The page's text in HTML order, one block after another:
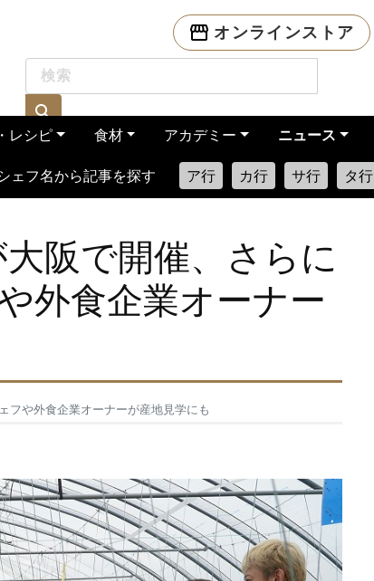
オンラインストア
レシピ 食材 アカデミー ニュース
ェフ名から記事を探す ア行 カ行 サ行 タ行
阪で開催、さらに
外食企業オーナー
フや外食企業オーナーが産地見学にも